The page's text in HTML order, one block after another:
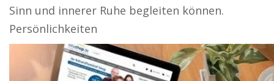
Sinn und innerer Ruhe begleiten können.
Persönlichkeiten